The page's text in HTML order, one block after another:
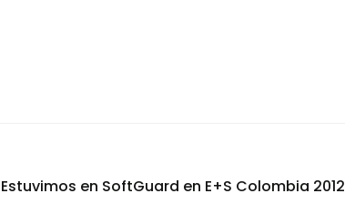
Estuvimos en SoftGuard en E+S Colombia 2012